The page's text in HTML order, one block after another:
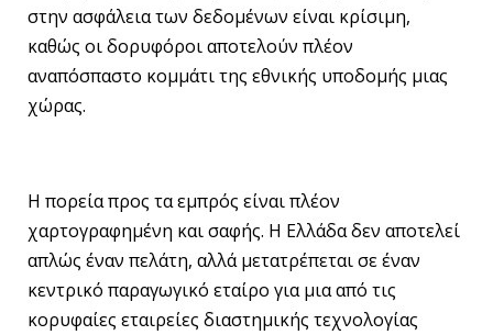
στην ασφάλεια των δεδομένων είναι κρίσιμη,
καθώς οι δορυφόροι αποτελούν πλέον
αναπόσπαστο κομμάτι της εθνικής υποδομής μιας
χώρας.
Η πορεία προς τα εμπρός είναι πλέον
χαρτογραφημένη και σαφής. Η Ελλάδα δεν αποτελεί
απλώς έναν πελάτη, αλλά μετατρέπεται σε έναν
κεντρικό παραγωγικό εταίρο για μια από τις
κορυφαίες εταιρείες διαστημικής τεχνολογίας